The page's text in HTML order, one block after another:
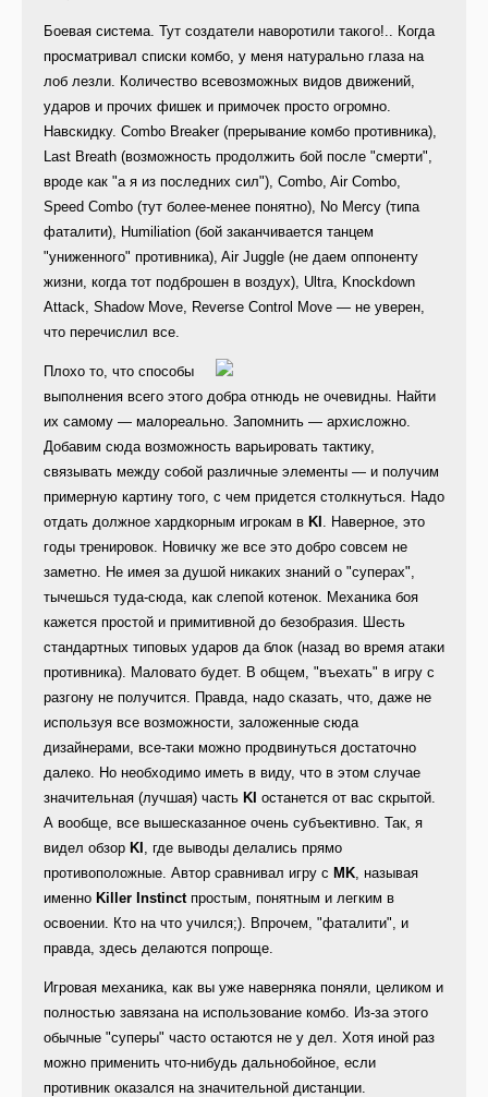
Боевая система. Тут создатели наворотили такого!.. Когда
просматривал списки комбо, у меня натурально глаза на
лоб лезли. Количество всевозможных видов движений,
ударов и прочих фишек и примочек просто огромно.
Навскидку. Combo Breaker (прерывание комбо противника),
Last Breath (возможность продолжить бой после "смерти",
вроде как "а я из последних сил"), Combo, Air Combo,
Speed Combo (тут более-менее понятно), No Mercy (типа
фаталити), Humiliation (бой заканчивается танцем
"униженного" противника), Air Juggle (не даем оппоненту
жизни, когда тот подброшен в воздух), Ultra, Knockdown
Attack, Shadow Move, Reverse Control Move — не уверен,
что перечислил все.
Плохо то, что способы
выполнения всего этого добра отнюдь не очевидны. Найти
их самому — малореально. Запомнить — архисложно.
Добавим сюда возможность варьировать тактику,
связывать между собой различные элементы — и получим
примерную картину того, с чем придется столкнуться. Надо
отдать должное хардкорным игрокам в KI . Наверное, это
годы тренировок. Новичку же все это добро совсем не
заметно. Не имея за душой никаких знаний о "суперах",
тычешься туда-сюда, как слепой котенок. Механика боя
кажется простой и примитивной до безобразия. Шесть
стандартных типовых ударов да блок (назад во время атаки
противника). Маловато будет. В общем, "въехать" в игру с
разгону не получится. Правда, надо сказать, что, даже не
используя все возможности, заложенные сюда
дизайнерами, все-таки можно продвинуться достаточно
далеко. Но необходимо иметь в виду, что в этом случае
значительная (лучшая) часть KI останется от вас скрытой.
А вообще, все вышесказанное очень субъективно. Так, я
видел обзор KI , где выводы делались прямо
противоположные. Автор сравнивал игру с MK, называя
именно Killer Instinctпростым, понятным и легким в
освоении. Кто на что учился;). Впрочем, "фаталити", и
правда, здесь делаются попроще.
Игровая механика, как вы уже наверняка поняли, целиком и
полностью завязана на использование комбо. Из-за этого
обычные "суперы" часто остаются не у дел. Хотя иной раз
можно применить что-нибудь дальнобойное, если
противник оказался на значительной дистанции.